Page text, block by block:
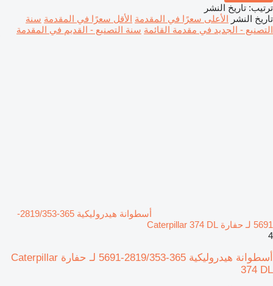
ترتيب: تاريخ النشر
تاريخ النشر الأعلى سعرًا في المقدمة الأقل سعرًا في المقدمة سنة
التصنيع - الجديد في مقدمة القائمة سنة التصنيع - القديم في المقدمة
أسطوانة هيدروليكية 365-2819/353-
5691 لـ حفارة Caterpillar 374 DL
4
أسطوانة هيدروليكية 365-2819/353-5691 لـ حفارة Caterpillar
374 DL